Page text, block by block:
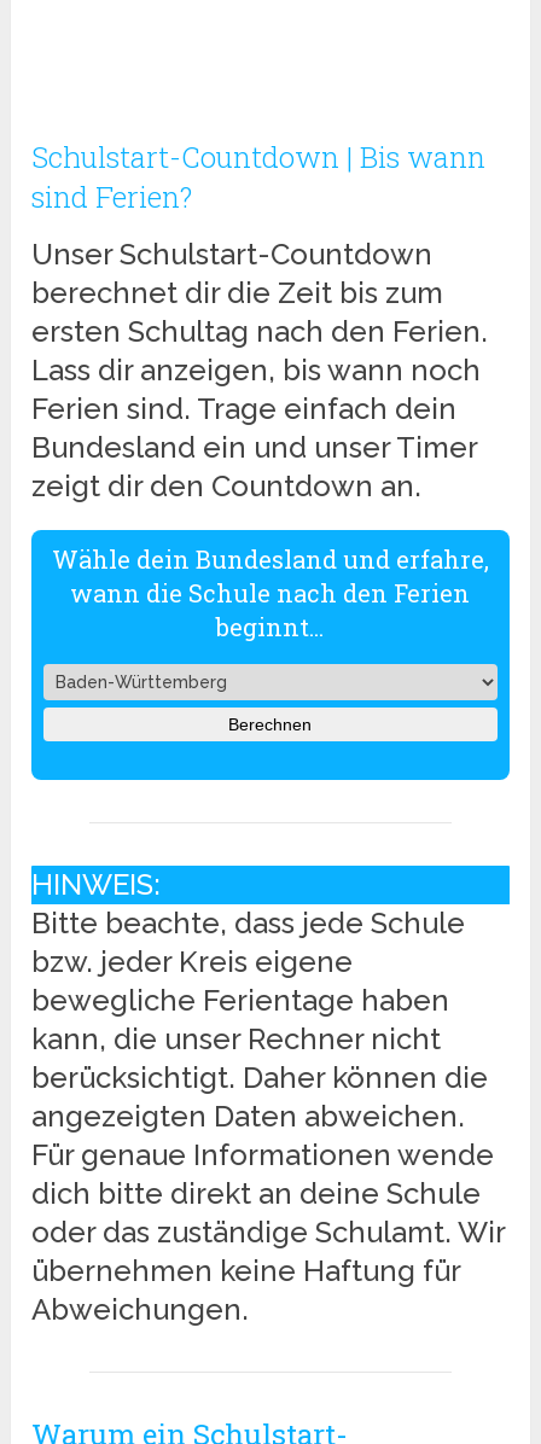
Schulstart-Countdown | Bis wann
sind Ferien?
Unser Schulstart-Countdown
berechnet dir die Zeit bis zum
ersten Schultag nach den Ferien.
Lass dir anzeigen, bis wann noch
Ferien sind. Trage einfach dein
Bundesland ein und unser Timer
zeigt dir den Countdown an.
Wähle dein Bundesland und erfahre,
wann die Schule nach den Ferien
beginnt...
Berechnen
HINWEIS:
Bitte beachte, dass jede Schule
bzw. jeder Kreis eigene
bewegliche Ferientage haben
kann, die unser Rechner nicht
berücksichtigt. Daher können die
angezeigten Daten abweichen.
Für genaue Informationen wende
dich bitte direkt an deine Schule
oder das zuständige Schulamt. Wir
übernehmen keine Haftung für
Abweichungen.
Warum ein Schulstart-